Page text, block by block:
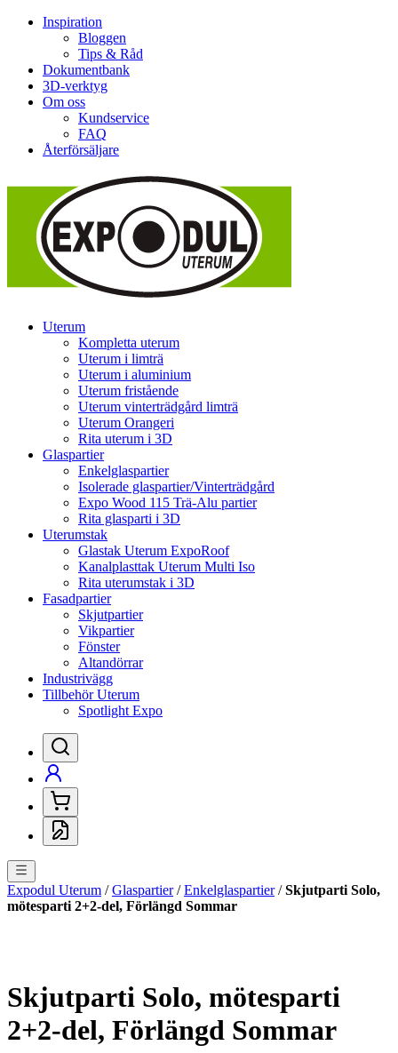
Inspiration
Bloggen
Tips & Råd
Dokumentbank
3D-verktyg
Om oss
Kundservice
FAQ
Återförsäljare
Uterum
Kompletta uterum
Uterum i limträ
Uterum i aluminium
Uterum fristående
Uterum vinterträdgård limträ
Uterum Orangeri
Rita uterum i 3D
Glaspartier
Enkelglaspartier
Isolerade glaspartier/Vinterträdgård
Expo Wood 115 Trä-Alu partier
Rita glasparti i 3D
Uterumstak
Glastak Uterum ExpoRoof
Kanalplasttak Uterum Multi Iso
Rita uterumstak i 3D
Fasadpartier
Skjutpartier
Vikpartier
Fönster
Altandörrar
Industrivägg
Tillbehör Uterum
Spotlight Expo
Expodul Uterum /Glaspartier/Enkelglaspartier/Skjutparti Solo,
mötesparti 2+2-del, Förlängd Sommar
Skjutparti Solo, mötesparti
2+2-del, Förlängd Sommar